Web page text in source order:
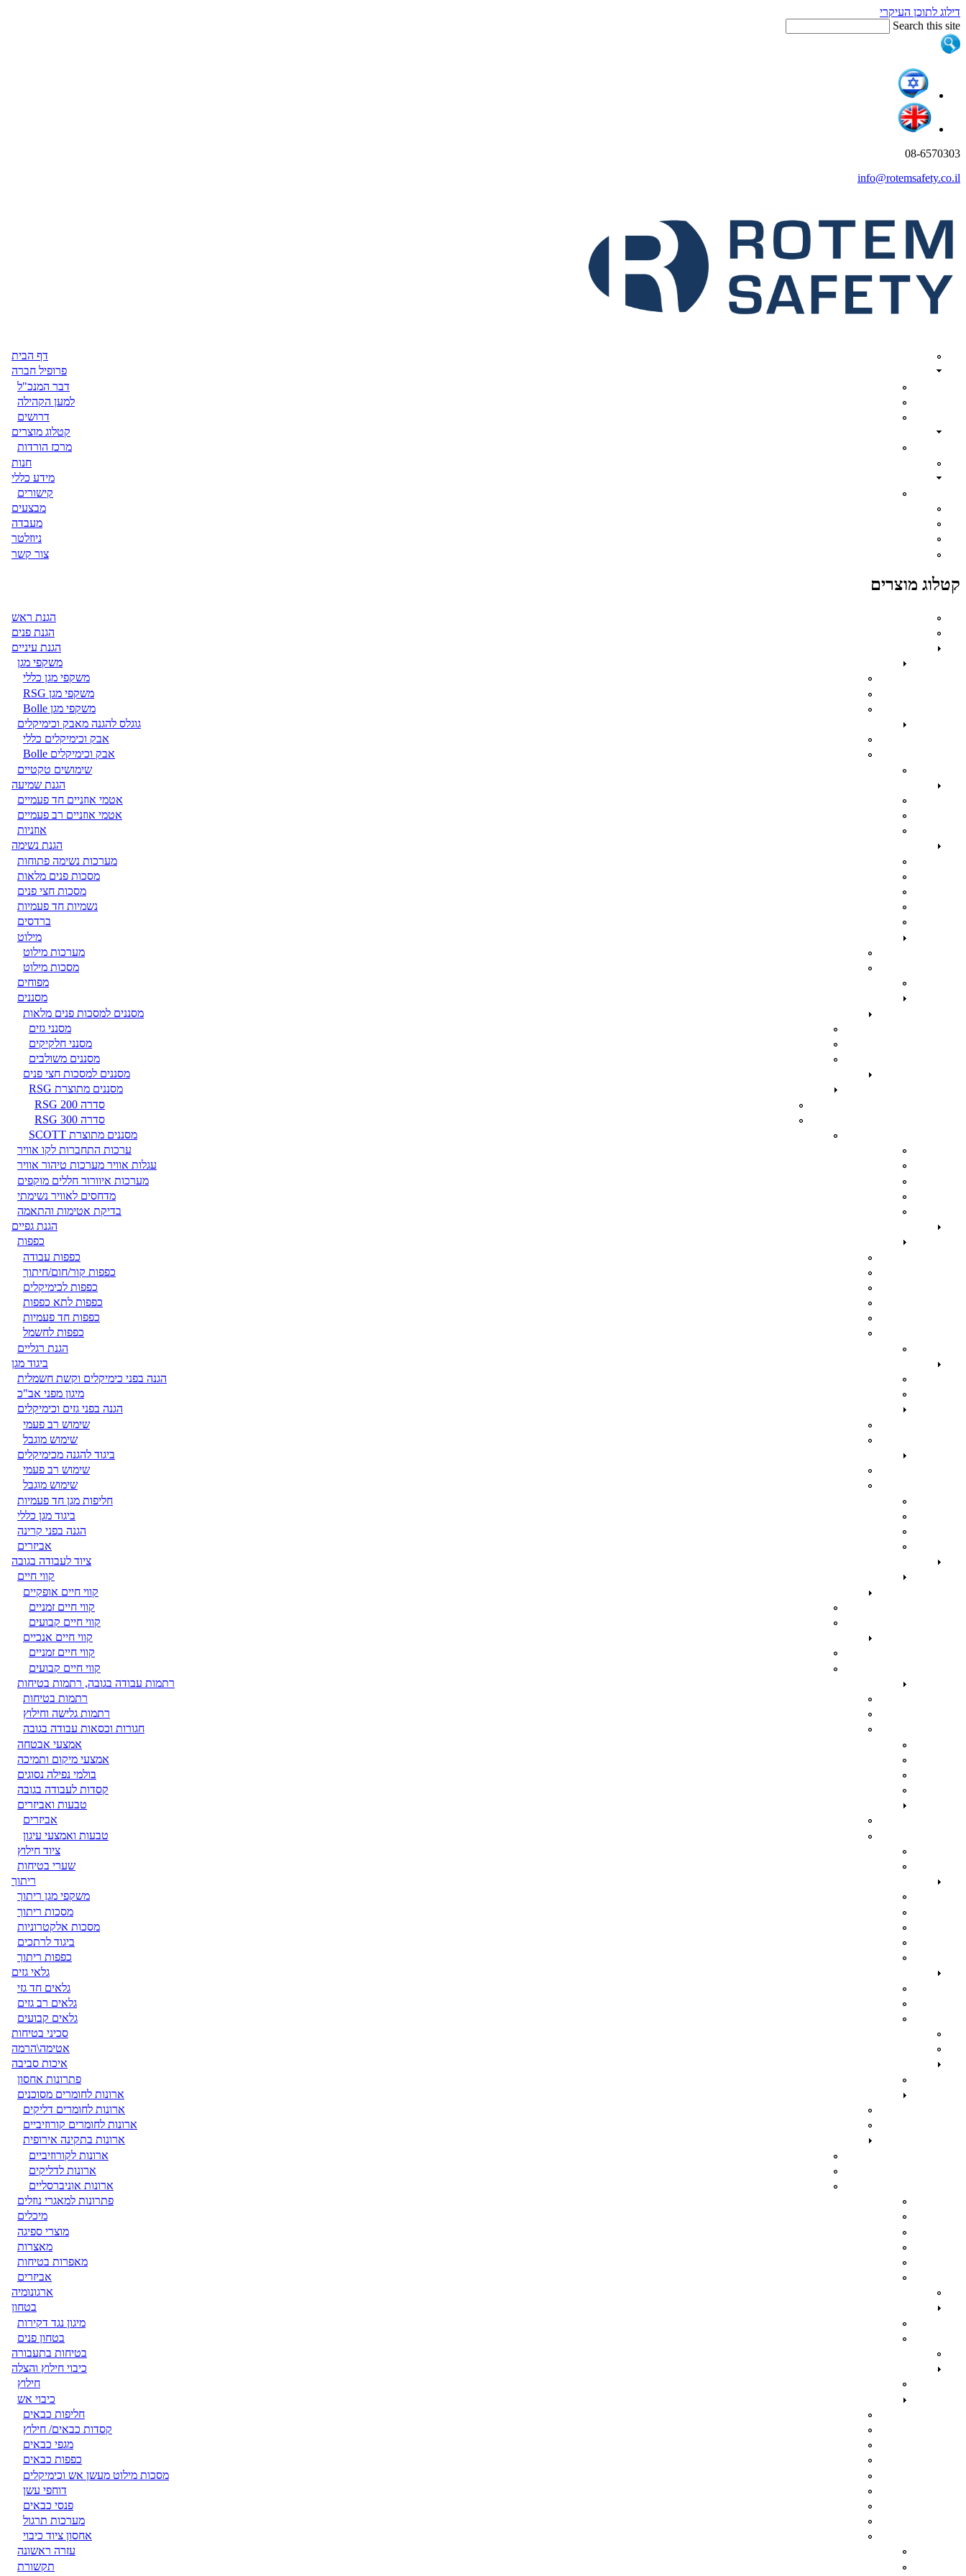
דילוג לתוכן העיקרי
Search this site
08-6570303
info@rotemsafety.co.il
דף הבית
פרופיל חברה
דבר המנכ"ל
למען הקהילה
דרושים
קטלוג מוצרים
מרכז הורדות
חנות
מידע כללי
קישורים
מבצעים
מעבדה
ניוזלטר
צור קשר
קטלוג מוצרים
הגנת ראש
הגנת פנים
הגנת עיניים
משקפי מגן
משקפי מגן כללי
משקפי מגן RSG
משקפי מגן Bolle
גוגלס להגנה מאבק וכימיקלים
אבק וכימיקלים כללי
אבק וכימיקלים Bolle
שימושים טקטיים
הגנת שמיעה
אטמי אוזניים חד פעמיים
אטמי אוזניים רב פעמיים
אוזניות
הגנת נשימה
מערכות נשימה פתוחות
מסכות פנים מלאות
מסכות חצי פנים
נשמיות חד פעמיות
ברדסים
מילוט
מערכות מילוט
מסכות מילוט
מפוחים
מסננים
מסננים למסכות פנים מלאות
מסנני גזים
מסנני חלקיקים
מסננים משולבים
מסננים למסכות חצי פנים
מסננים מתוצרת RSG
סדרה RSG 200
סדרה RSG 300
מסננים מתוצרת SCOTT
ערכות התחברות לקו אוויר
עגלות אוויר מערכות טיהור אוויר
מערכות איוורור חללים מוקפים
מדחסים לאוויר נשימתי
בדיקת אטימות והתאמה
הגנת גפיים
כפפות
כפפות עבודה
כפפות קור/חום/חיתוך
כפפות לכימיקלים
כפפות לתא כפפות
כפפות חד פעמיות
כפפות לחשמל
הגנת רגליים
ביגוד מגן
הגנה בפני כימיקלים וקשת חשמלית
מיגון מפני אב"כ
הגנה בפני גזים וכימיקלים
שימוש רב פעמי
שימוש מוגבל
ביגוד להגנה מכימיקלים
שימוש רב פעמי
שימוש מוגבל
חליפות מגן חד פעמיות
ביגוד מגן כללי
הגנה בפני קרינה
אביזרים
ציוד לעבודה בגובה
קווי חיים
קווי חיים אופקיים
קווי חיים זמניים
קווי חיים קבועים
קווי חיים אנכיים
קווי חיים זמניים
קווי חיים קבועים
רתמות עבודה בגובה, רתמות בטיחות
רתמות בטיחות
רתמות גלישה וחילוץ
חגורות וכסאות עבודה בגובה
אמצעי אבטחה
אמצעי מיקום ותמיכה
בולמי נפילה נסוגים
קסדות לעבודה בגובה
טבעות ואביזרים
אביזרים
טבעות ואמצעי עיגון
ציוד חילוץ
שערי בטיחות
ריתוך
משקפי מגן ריתוך
מסכות ריתוך
מסכות אלקטרוניות
ביגוד לרתכים
כפפות ריתוך
גלאי גזים
גלאים חד גזי
גלאים רב גזים
גלאים קבועים
סכיני בטיחות
אטימה\הרמה
איכות סביבה
פתרונות אחסון
ארונות לחומרים מסוכנים
ארונות לחומרים דליקים
ארונות לחומרים קורוזיביים
ארונות בתקינה אירופית
ארונות לקורוזיביים
ארונות לדליקים
ארונות אוניברסליים
פתרונות למאגרי נוזלים
מיכלים
מוצרי ספיגה
מאצרות
מאפרות בטיחות
אביזרים
ארגונומיה
בטחון
מיגון נגד דקירות
בטחון פנים
בטיחות בתעבורה
כיבוי חילוץ והצלה
חילוץ
כיבוי אש
חליפות כבאים
קסדות כבאים/ חילוץ
מגפי כבאים
כפפות כבאים
מסכות מילוט מעשן אש וכימיקלים
דוחפי עשן
פנסי כבאים
מערכות תרגול
אחסון ציוד כיבוי
עזרה ראשונה
תקשורת